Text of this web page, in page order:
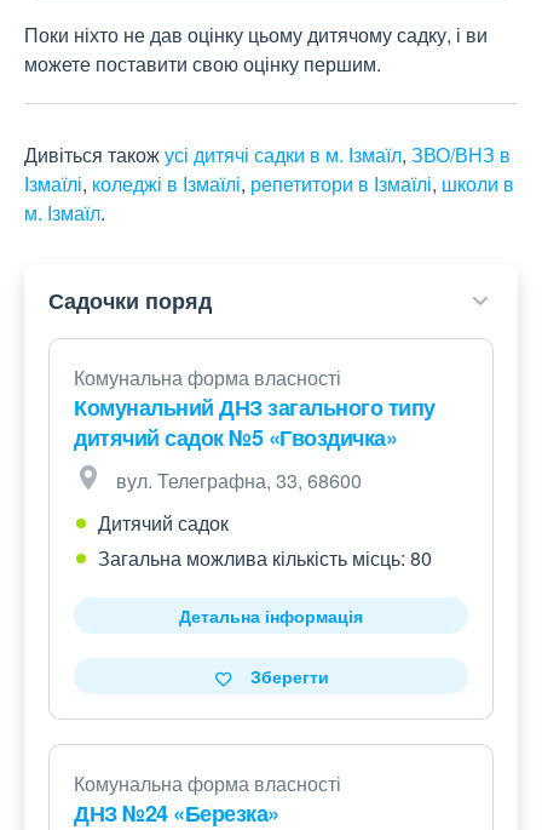
Поки ніхто не дав оцінку цьому дитячому садку, і ви
можете поставити свою оцінку першим.
Дивіться такожусі дитячі садки в м. Ізмаїл, ЗВО/ВНЗ в
Ізмаїлі, коледжі в Ізмаїлі, репетитори в Ізмаїлі, школи в
м. Ізмаїл.
Садочки поряд
Комунальна форма власності
Комунальний ДНЗ загального типу
дитячий садок №5 «Гвоздичка»
вул. Телеграфна, 33, 68600
Дитячий садок
Загальна можлива кількість місць: 80
Детальна інформація
Зберегти
Комунальна форма власності
ДНЗ №24 «Березка»